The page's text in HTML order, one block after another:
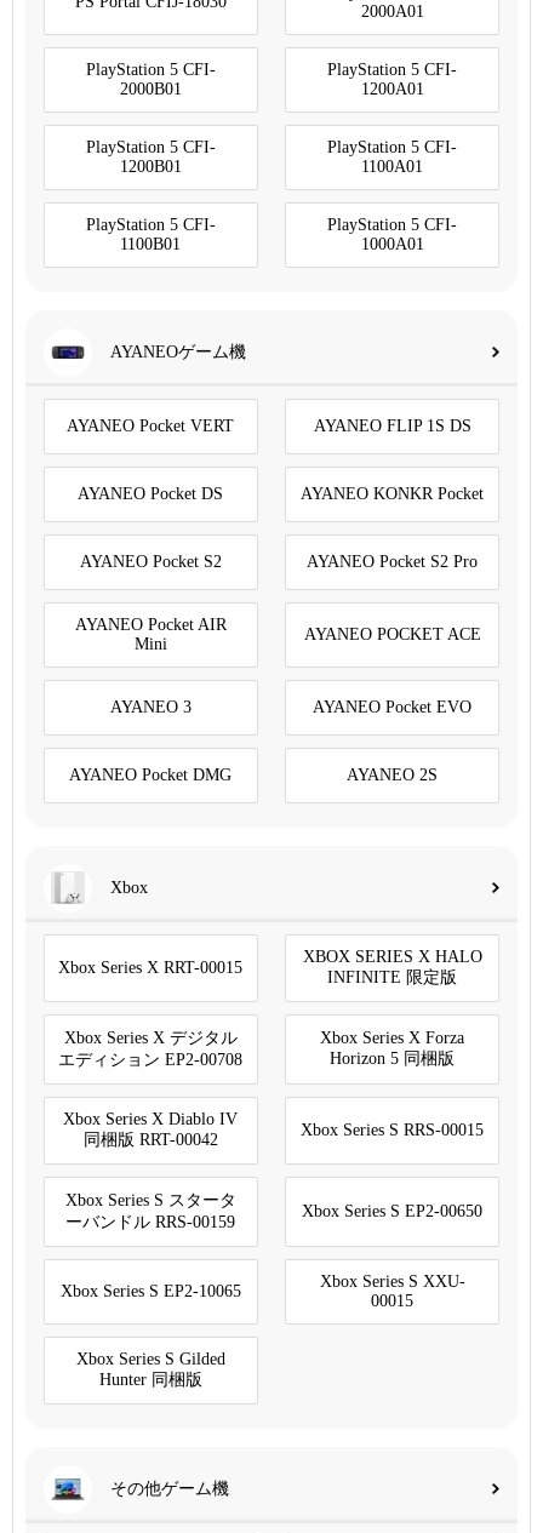
2000A01
PlayStation 5 CFI-
2000B01
PlayStation 5 CFI-
1200A01
PlayStation 5 CFI-
1200B01
PlayStation 5 CFI-
1100A01
PlayStation 5 CFI-
1100B01
PlayStation 5 CFI-
1000A01
AYANEOゲーム機
AYANEO Pocket VERT AYANEO FLIP 1S DS
AYANEO Pocket DS AYANEO KONKR Pocket
AYANEO Pocket S2 AYANEO Pocket S2 Pro
AYANEO Pocket AIR
Mini
AYANEO POCKET ACE
AYANEO 3 AYANEO Pocket EVO
AYANEO Pocket DMG AYANEO 2S
Xbox
Xbox Series X RRT-00015
XBOX SERIES X HALO
INFINITE 限定版
Xbox Series X デジタル
エディション EP2-00708
Xbox Series X Forza
Horizon 5 同梱版
Xbox Series X Diablo IV
同梱版 RRT-00042
Xbox Series S RRS-00015
Xbox Series S スタータ
ーバンドル RRS-00159
Xbox Series S EP2-00650
Xbox Series S EP2-10065
Xbox Series S XXU-
00015
Xbox Series S Gilded
Hunter 同梱版
その他ゲーム機